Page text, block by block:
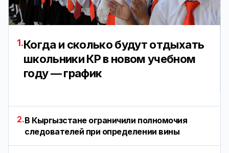
1.Когда и сколько будут отдыхать
школьники КР в новом учебном
году — график
2.В Кыргызстане ограничили полномочия
следователей при определении вины